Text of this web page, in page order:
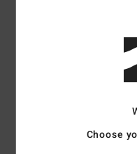
Demasiado
Choose